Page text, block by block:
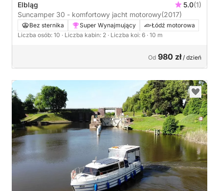
Elbląg 5.0(1)
Suncamper 30 - komfortowy jacht motorowy(2017)
Bez sternika Super Wynajmujący
Łódź motorowa
Liczba osób: 10 · Liczba kabin: 2 · Liczba koi: 6 · 10 m
Od 980 zł/ dzień